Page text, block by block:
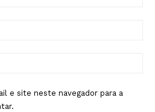
e site neste navegador para a